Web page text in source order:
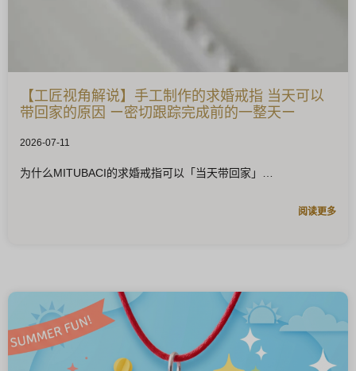
【工匠视角解说】手工制作的求婚戒指 当天可以
带回家的原因 ー密切跟踪完成前的一整天ー
2026-07-11
为什么MITUBACI的求婚戒指可以「当天带回家」
阅读更多